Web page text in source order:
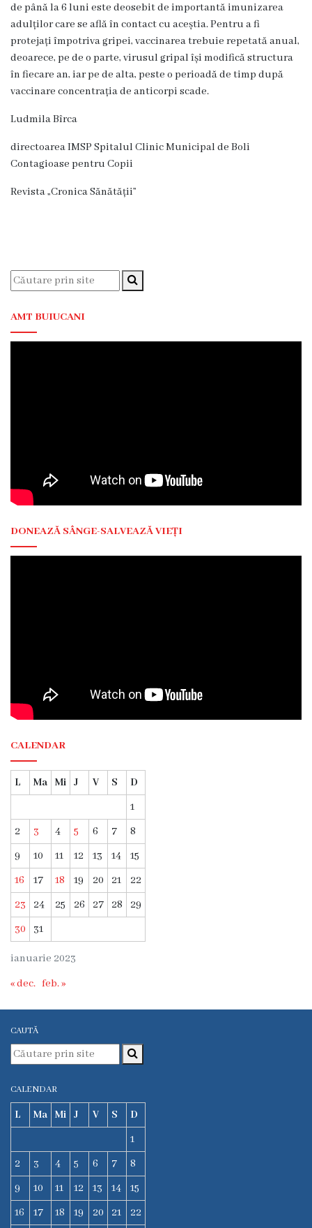
Ghiduri
Protocoale
Standarde
Declarația
de
managerială
instituției
Bugetul
CNAM
de până la 6 luni este deosebit de importantă imunizarea
adulților care se află în contact cu aceștia. Pentru a fi
protejați împotriva gripei, vaccinarea trebuie repetată anual,
deoarece, pe de o parte, virusul gripal își modifică structura
în fiecare an, iar pe de alta, peste o perioadă de timp după
vaccinare concentrația de anticorpi scade.
Ludmila Bîrca
directoarea IMSP Spitalul Clinic Municipal de Boli
Contagioase pentru Copii
Revista „Cronica Sănătății”
AMT BUIUCANI
DONEAZĂ SÂNGE-SALVEAZĂ VIEȚI
CALENDAR
ianuarie 2023
L Ma Mi J V S
D
1
2
3 4 5 6 7
8
9
10 11 12 13 14
15
16
17 18 19 20 21
22
23
24 25 26 27 28
29
30
31
« dec. feb. »
CAUTĂ
CALENDAR
L Ma Mi J V S
D
1
2
3 4 5 6 7
8
9
10 11 12 13 14
15
16
17 18 19 20 21 22